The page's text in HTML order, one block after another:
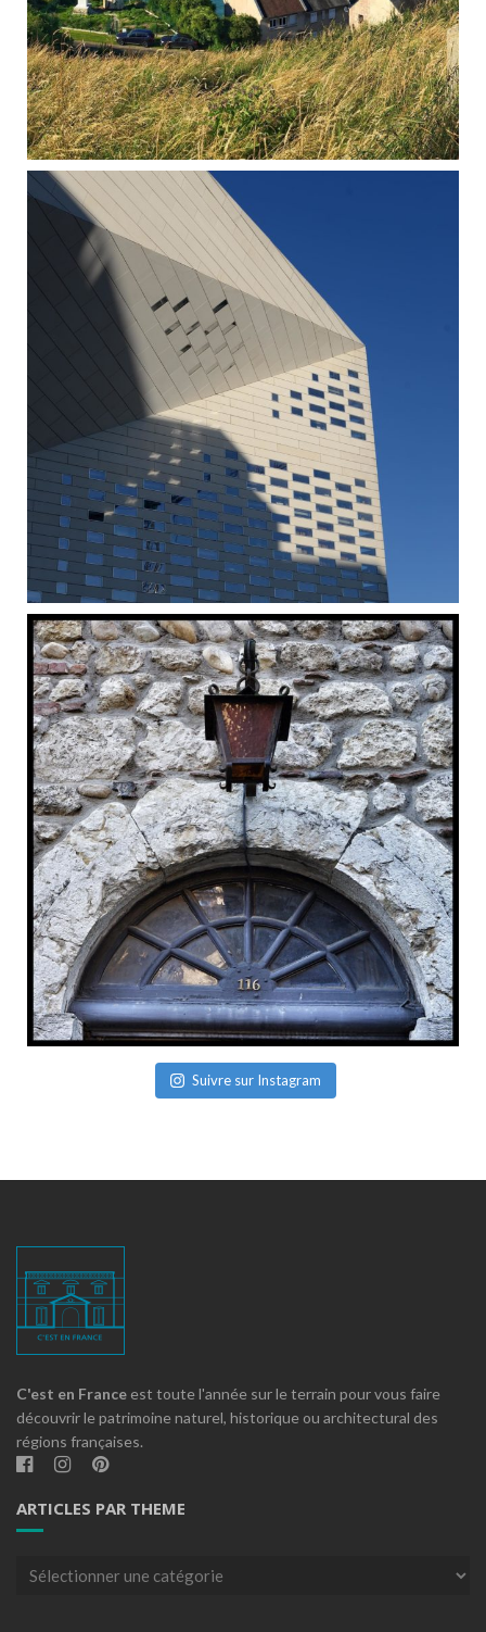
Suivre sur Instagram
C'est en France est toute l'année sur le terrain pour vous faire
découvrir le patrimoine naturel, historique ou architectural des
régions françaises.
ARTICLES PAR THEME
Articles